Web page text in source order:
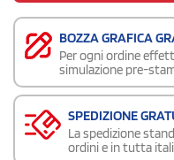
BOZZA GRAFICA
Per ogni ordine
simulazione pre-
SPEDIZIONE
La spedizione
ordini e in tutta